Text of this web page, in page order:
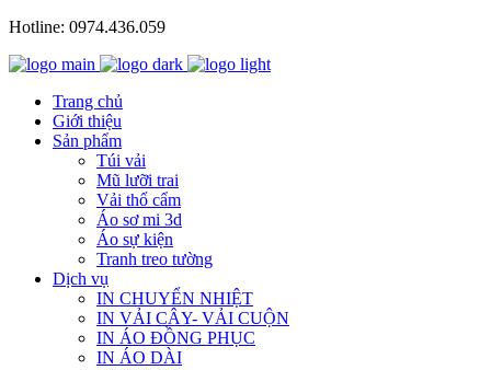
Hotline: 0974.436.059
Trang chủ
Giới thiệu
Sản phẩm
Túi vải
Mũ lưỡi trai
Vải thổ cẩm
Áo sơ mi 3d
Áo sự kiện
Tranh treo tường
Dịch vụ
IN CHUYỂN NHIỆT
IN VẢI CÂY- VẢI CUỘN
IN ÁO ĐỒNG PHỤC
IN ÁO DÀI